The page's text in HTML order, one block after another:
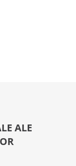
ALE